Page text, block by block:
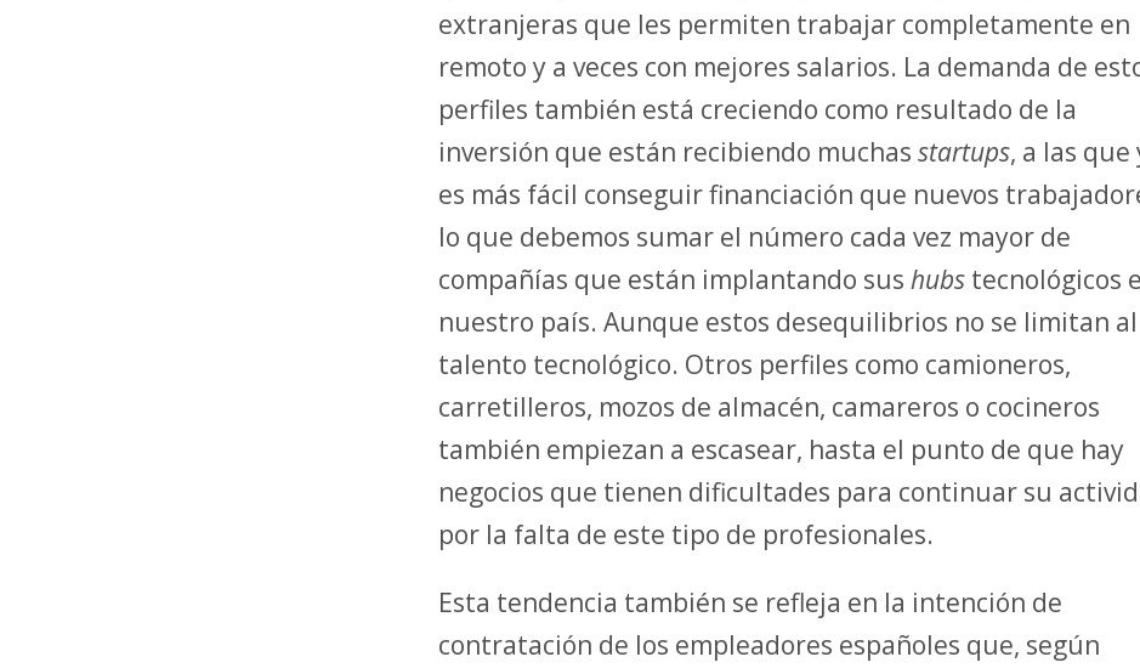
extranjeras que les permiten trabajar completamente en
remoto y a veces con mejores salarios. La demanda de
perfiles también está creciendo como resultado de la
inversión que están recibiendo muchasstartups, a las que
es más fácil conseguir financiación que nuevos
lo que debemos sumar el número cada vez mayor de
compañías que están implantando sushubs tecnológicos
nuestro país. Aunque estos desequilibrios no se limitan al
talento tecnológico. Otros perfiles como camioneros,
carretilleros, mozos de almacén, camareros o cocineros
también empiezan a escasear, hasta el punto de que hay
negocios que tienen dificultades para continuar su
por la falta de este tipo de profesionales.
Esta tendencia también se refleja en la intención de
contratación de los empleadores españoles que, según